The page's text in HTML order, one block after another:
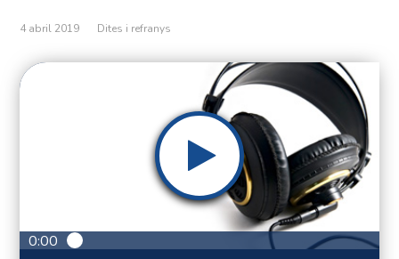
4 abril 2019 Dites i refranys
0:00